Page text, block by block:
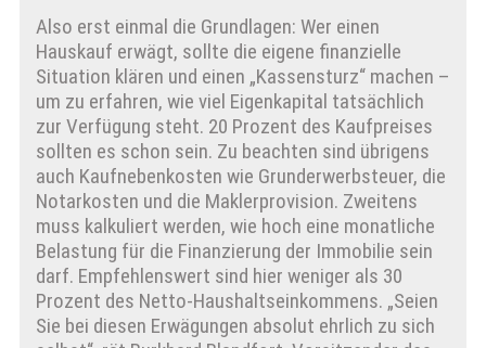
Also erst einmal die Grundlagen: Wer einen
Hauskauf erwägt, sollte die eigene finanzielle
Situation klären und einen „Kassensturz“ machen –
um zu erfahren, wie viel Eigenkapital tatsächlich
zur Verfügung steht. 20 Prozent des Kaufpreises
sollten es schon sein. Zu beachten sind übrigens
auch Kaufnebenkosten wie Grunderwerbsteuer, die
Notarkosten und die Maklerprovision. Zweitens
muss kalkuliert werden, wie hoch eine monatliche
Belastung für die Finanzierung der Immobilie sein
darf. Empfehlenswert sind hier weniger als 30
Prozent des Netto-Haushaltseinkommens. „Seien
Sie bei diesen Erwägungen absolut ehrlich zu sich